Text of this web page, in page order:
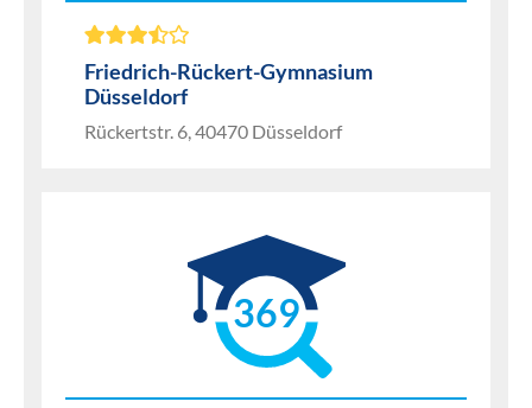
Friedrich-Rückert-Gymnasium
Düsseldorf
Rückertstr. 6, 40470 Düsseldorf
369